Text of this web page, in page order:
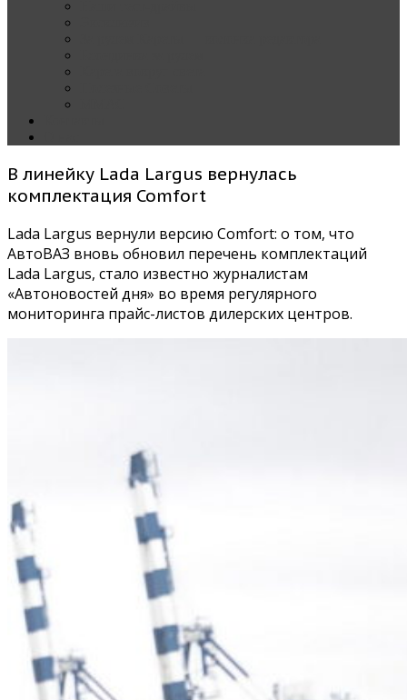
В линейку Lada Largus вернулась
комплектация Comfort
Lada Largus вернули версию Comfort: о том, что
АвтоВАЗ вновь обновил перечень комплектаций
Lada Largus, стало известно журналистам
«Автоновостей дня» во время регулярного
мониторинга прайс-листов дилерских центров.